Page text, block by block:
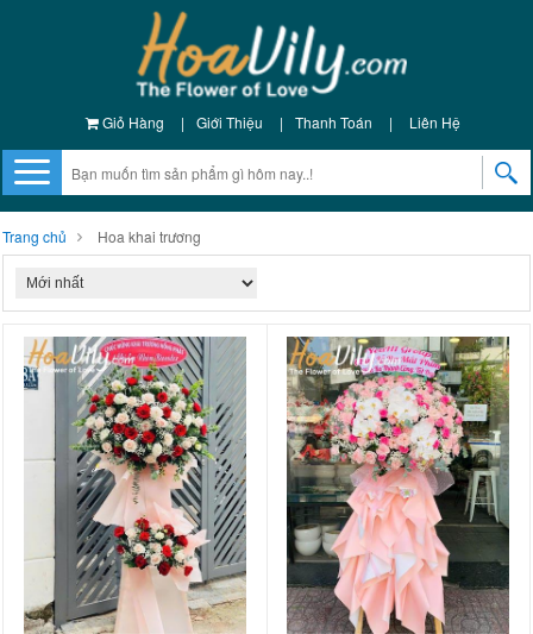
Giỏ Hàng | Giới Thiệu | Thanh Toán | Liên Hệ
Trang chủ Hoa khai trương